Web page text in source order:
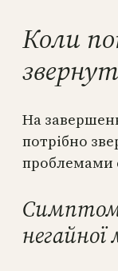
Коли
На
потрібно
проблемами